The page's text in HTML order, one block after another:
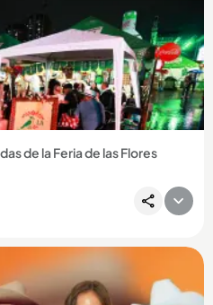
Noticia
de la Feria de las Flores